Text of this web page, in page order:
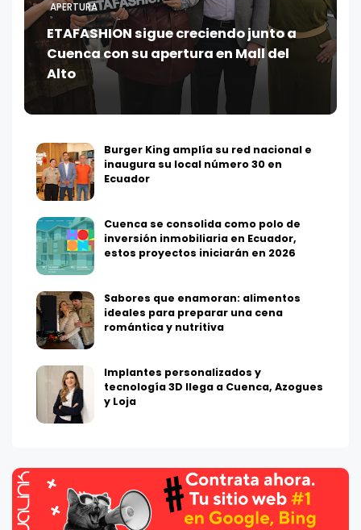
APERTURA
ETAFASHION sigue creciendo junto a
Cuenca con su apertura en Mall del
Alto
Burger King amplía su red nacional e
inaugura su local número 30 en
Ecuador
Cuenca se consolida como polo de
inversión inmobiliaria en Ecuador,
estos proyectos iniciarán en 2026
Sabores que enamoran: alimentos
ideales para preparar una cena
romántica y nutritiva
Implantes personalizados y
tecnología 3D llega a Cuenca, Azogues
y Loja